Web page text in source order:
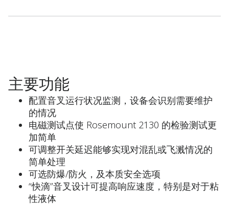
主要功能
配置音叉运行状况监测，设备会识别需要维护
的情况
电磁测试点使 Rosemount 2130 的检验测试更
加简单
可调整开关延迟能够实现对混乱或飞溅情况的
简单处理
可选防爆/防火，及本质安全选项
“快滴”音叉设计可提高响应速度，特别是对于粘
性液体